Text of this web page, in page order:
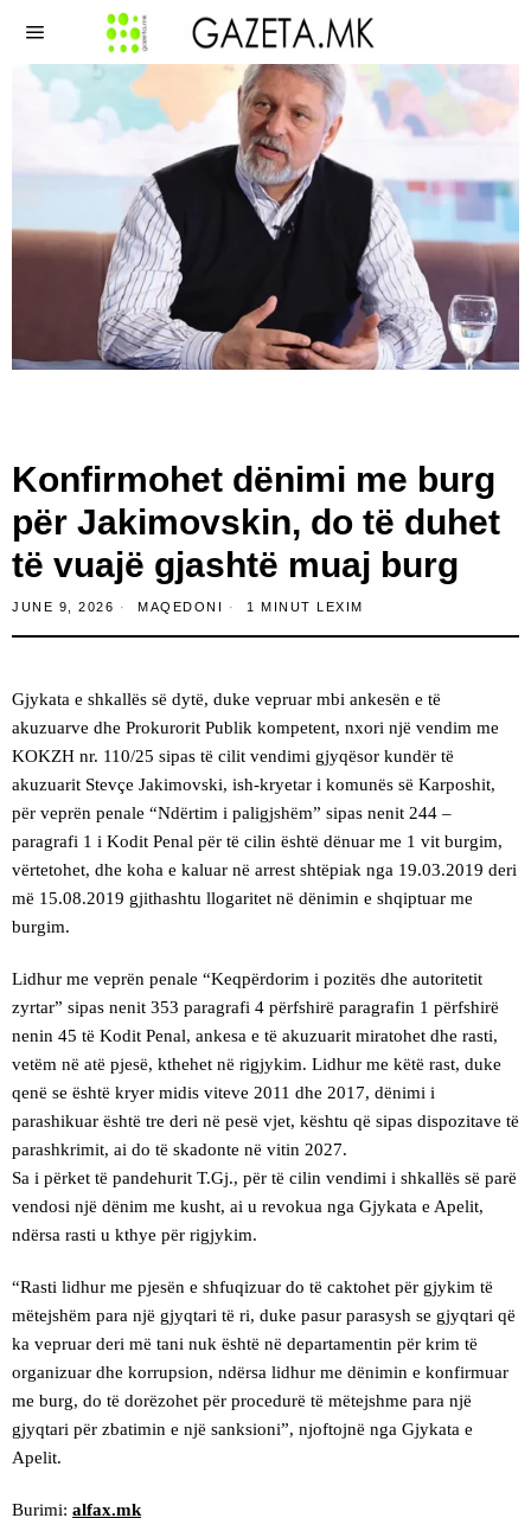
Konfirmohet dënimi me burg
për Jakimovskin, do të duhet
të vuajë gjashtë muaj burg
JUNE 9, 2026 MAQEDONI 1 MINUT LEXIM
Gjykata e shkallës së dytë, duke vepruar mbi ankesën e të
akuzuarve dhe Prokurorit Publik kompetent, nxori një vendim me
KOKZH nr. 110/25 sipas të cilit vendimi gjyqësor kundër të
akuzuarit Stevçe Jakimovski, ish-kryetar i komunës së Karposhit,
për veprën penale “Ndërtim i paligjshëm” sipas nenit 244 –
paragrafi 1 i Kodit Penal për të cilin është dënuar me 1 vit burgim,
vërtetohet, dhe koha e kaluar në arrest shtëpiak nga 19.03.2019 deri
më 15.08.2019 gjithashtu llogaritet në dënimin e shqiptuar me
burgim.
Lidhur me veprën penale “Keqpërdorim i pozitës dhe autoritetit
zyrtar” sipas nenit 353 paragrafi 4 përfshirë paragrafin 1 përfshirë
nenin 45 të Kodit Penal, ankesa e të akuzuarit miratohet dhe rasti,
vetëm në atë pjesë, kthehet në rigjykim. Lidhur me këtë rast, duke
qenë se është kryer midis viteve 2011 dhe 2017, dënimi i
parashikuar është tre deri në pesë vjet, kështu që sipas dispozitave të
parashkrimit, ai do të skadonte në vitin 2027.
Sa i përket të pandehurit T.Gj., për të cilin vendimi i shkallës së parë
vendosi një dënim me kusht, ai u revokua nga Gjykata e Apelit,
ndërsa rasti u kthye për rigjykim.
“Rasti lidhur me pjesën e shfuqizuar do të caktohet për gjykim të
mëtejshëm para një gjyqtari të ri, duke pasur parasysh se gjyqtari që
ka vepruar deri më tani nuk është në departamentin për krim të
organizuar dhe korrupsion, ndërsa lidhur me dënimin e konfirmuar
me burg, do të dorëzohet për procedurë të mëtejshme para një
gjyqtari për zbatimin e një sanksioni”, njoftojnë nga Gjykata e
Apelit.
Burimi: alfax.mk